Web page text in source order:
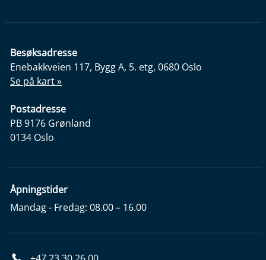
Besøksadresse
Enebakkveien 117, Bygg A, 5. etg, 0680 Oslo
Se på kart »
Postadresse
PB 9176 Grønland
0134 Oslo
Åpningstider
Mandag - Fredag: 08.00 – 16.00